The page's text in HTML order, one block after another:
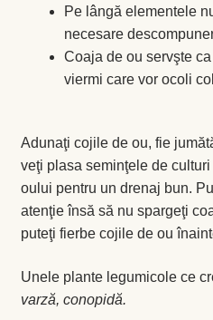
Pe lângă elementele
necesare
Coaja de ou servşte ca
viermi care vor ocoli
Adunaţi cojile de ou, fie
veţi plasa seminţele de
oului pentru un drenaj bun.
atenţie însă să nu spargeţi
puteţi fierbe cojile de ou
Unele plante legumicole ce
varză, conopidă.